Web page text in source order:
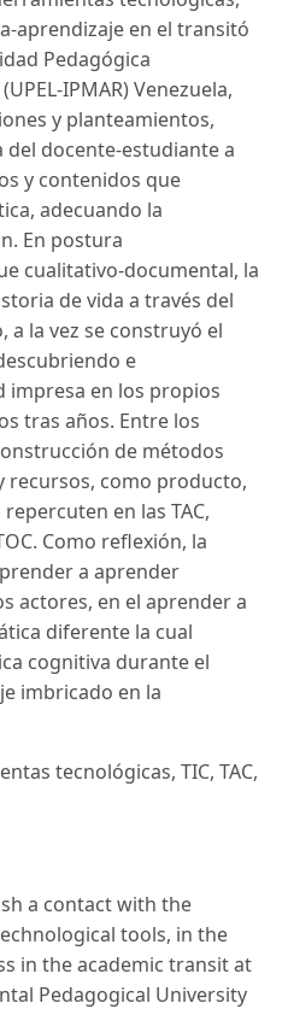
aprendizaje en el transitó
Pedagógica
IPMAR) Venezuela,
y planteamientos,
docente-estudiante a
y contenidos que
adecuando la
En postura
cualitativo-documental, la
de vida a través del
la vez se construyó el
e
en los propios
tras años. Entre los
de métodos
recursos, como producto,
en las TAC,
Como reflexión, la
a aprender
actores, en el aprender a
diferente la cual
cognitiva durante el
imbricado en la
tecnológicas, TIC, TAC,
a contact with the
tools, in the
in the academic transit at
Pedagogical University